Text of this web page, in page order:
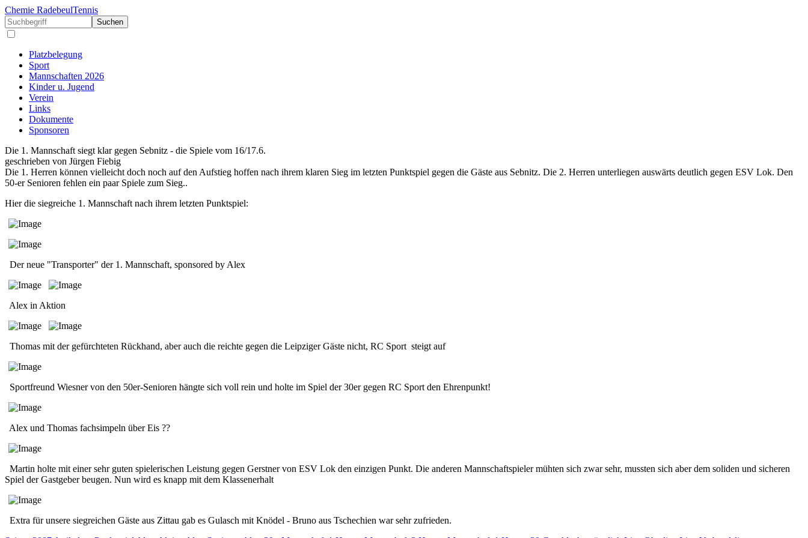
Chemie RadebeulTennis
Suchen
Platzbelegung
Sport
Mannschaften 2026
Kinder u. Jugend
Verein
Links
Dokumente
Sponsoren
Die 1. Mannschaft siegt klar gegen Sebnitz - die Spiele vom 16/17.6.
geschrieben von Jürgen Fiebig
Die 1. Herren können vielleicht doch noch auf den Aufstieg hoffen nach ihrem klaren Sieg im letzten Punktspiel gegen die Gäste aus Sebnitz. Die 2. Herren unterliegen auswärts deutlich gegen ESV Lok. Den
50-er Senioren fehlen ein paar Spiele zum Sieg..
Hier die siegreiche 1. Mannschaft nach ihrem letzten Punktspiel:
Der neue "Transporter" der 1. Mannschaft, sponsored by Alex
Alex in Aktion
Thomas mit der gefürchteten Rückhand, aber auch die reichte gegen die Leipziger Gäste nicht, RC Sport steigt auf
Sportfreund Wiesner von den 50er-Senioren hängte sich voll rein und holte im Spiel der 30er gegen RC Sport den Ehrenpunkt!
Alex und Thomas fachsimpeln über Eis ??
Martin holte mit einer sehr guten spielerischen Leistung gegen Gerstner von ESV Lok den einzigen Punkt. Die anderen Mannschaftspieler mühten sich zwar sehr, mussten sich aber dem soliden und sicheren
Spiel der Gastgeber beugen. Nun wird es knapp mit dem Klassenerhalt
Extra für unsere siegreichen Gäste aus Zittau gab es Gulasch mit Knödel - Bruno aus Tschechien war sehr zufrieden.